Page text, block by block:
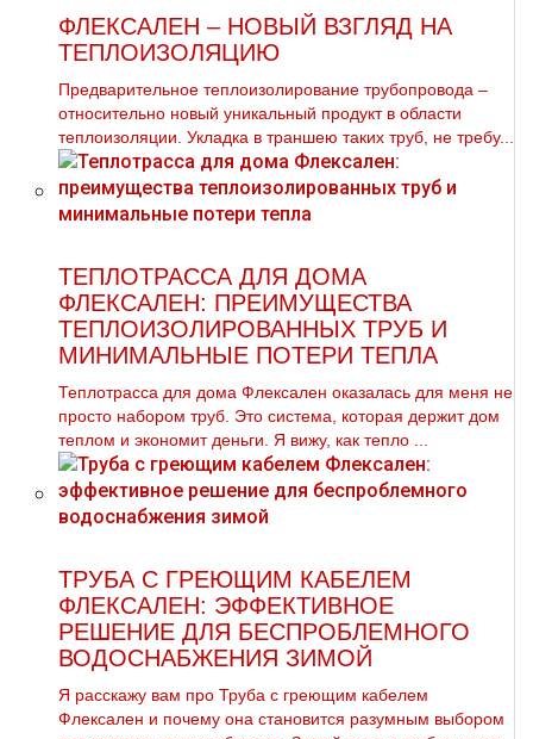
ФЛЕКСАЛЕН – НОВЫЙ ВЗГЛЯД НА
ТЕПЛОИЗОЛЯЦИЮ
Предварительное теплоизолирование трубопровода –
относительно новый уникальный продукт в области
теплоизоляции. Укладка в траншею таких труб, не требу...
ТЕПЛОТРАССА ДЛЯ ДОМА
ФЛЕКСАЛЕН: ПРЕИМУЩЕСТВА
ТЕПЛОИЗОЛИРОВАННЫХ ТРУБ И
МИНИМАЛЬНЫЕ ПОТЕРИ ТЕПЛА
Теплотрасса для дома Флексален оказалась для меня не
просто набором труб. Это система, которая держит дом
теплом и экономит деньги. Я вижу, как тепло ...
ТРУБА С ГРЕЮЩИМ КАБЕЛЕМ
ФЛЕКСАЛЕН: ЭФФЕКТИВНОЕ
РЕШЕНИЕ ДЛЯ БЕСПРОБЛЕМНОГО
ВОДОСНАБЖЕНИЯ ЗИМОЙ
Я расскажу вам про Труба с греющим кабелем
Флексален и почему она становится разумным выбором